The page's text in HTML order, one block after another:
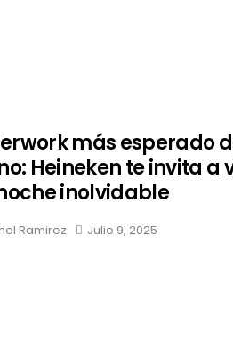
más esperado
Heineken te invita a
inolvidable
Ramirez Julio 9, 2025